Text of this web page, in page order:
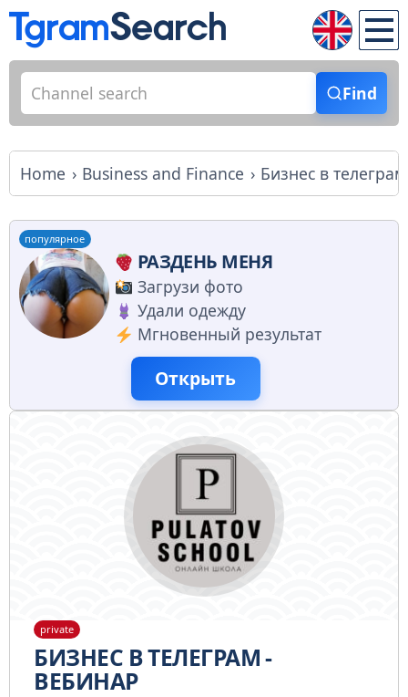
Find
Home Business and Finance Бизнес в
популярное
РАЗДЕНЬ МЕНЯ
Загрузи фото
Удали одежду
Мгновенный результат
Открыть
private
БИЗНЕС В ТЕЛЕГРАМ -
ВЕБИНАР